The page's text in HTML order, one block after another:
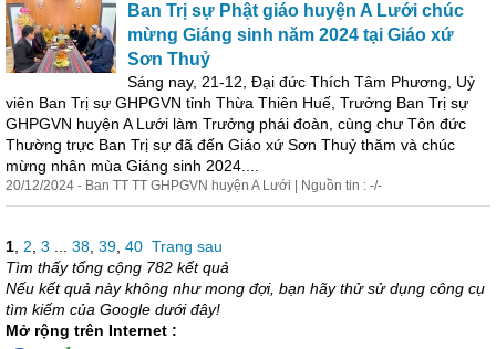
Ban Trị sự Phật giáo huyện A Lưới chúc
mừng Giáng sinh năm 2024 tại Giáo xứ
Sơn Thuỷ
Sáng nay, 21-12, Đại đức Thích Tâm Phương, Uỷ
viên Ban Trị sự GHPGVN tỉnh Thừa Thiên Huế, Trưởng Ban Trị sự
GHPGVN huyện A Lưới làm Trưởng phái đoàn, cùng chư Tôn đức
Thường trực Ban Trị sự đã đến Giáo xứ Sơn Thuỷ thăm và chúc
mừng nhân mùa Giáng sinh 2024....
20/12/2024 - Ban TT TT GHPGVN huyện A Lưới | Nguồn tin : -/-
1 2 3 38 39 40 Trang sau
Tìm thấy tổng cộng 782 kết quả
Nếu kết quả này không như mong đợi, bạn hãy thử sử dụng công cụ
tìm kiếm của Google dưới đây!
Mở rộng trên Internet :